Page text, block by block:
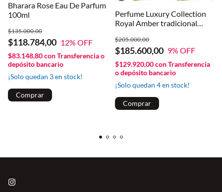
Bharara Rose Eau De Parfum
100ml
$118.784,00
$135.000,00
12% OFF
$83.148,80conTransferencia o
depósito bancario
¡Solo quedan 3en stock!
Perfume Luxury Collection
Royal Amber tradicional
duradera unisex
$185.600,00
$205.000,00
9% OFF
$129.920,00conTransferencia
o depósito bancario
¡Solo quedan 4en stock!